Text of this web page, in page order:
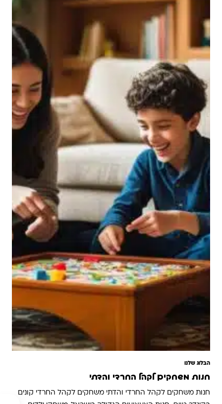
הבלוג שלנו
חנות משחקים לקהל החרדי והדתי
חנות משחקים לקהל החרדי והדתי משחקים לקהל החרדי קונים